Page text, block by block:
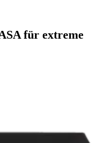
für extreme